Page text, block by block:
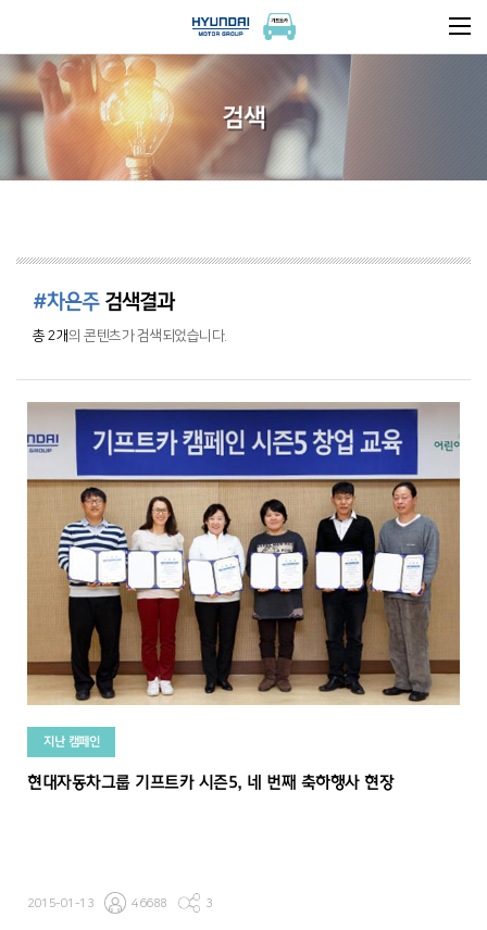
검색
#차은주검색결과
총 2개의 콘텐츠가 검색되었습니다.
지난 캠페인
현대자동차그룹 기프트카 시즌5, 네 번째 축하행사 현장
2015-01-13 46688 3